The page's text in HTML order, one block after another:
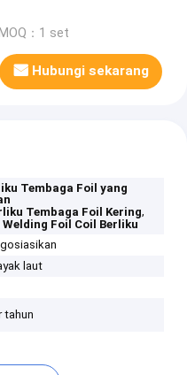
MOQ：1 set
Hubungi sekarang
Tembaga Foil yang
Tembaga Foil Kering,
Welding Foil Coil Berliku
laut
tahun